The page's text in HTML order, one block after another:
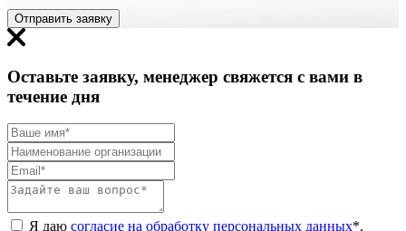
Отправить заявку
Оставьте заявку, менеджер свяжется с вами в
течение дня
Я даю согласие на обработку персональных данных*.